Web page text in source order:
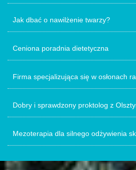
Jak dbać o nawilżenie twarzy?
Ceniona poradnia dietetyczna
Firma specjalizująca się w osłonach
Dobry i sprawdzony proktolog z
Mezoterapia dla silnego odżywienia